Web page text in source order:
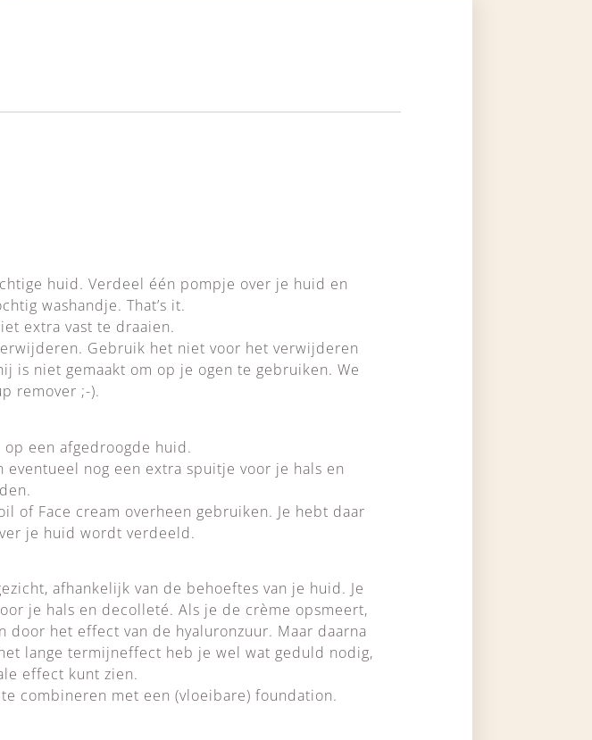
huid. Verdeel één pompje over je huid en
washandje. That’s it.
extra vast te draaien.
Gebruik het niet voor het verwijderen
is niet gemaakt om op je ogen te gebruiken. We
remover ;-).
een afgedroogde huid.
nog een extra spuitje voor je hals en
of Face cream overheen gebruiken. Je hebt daar
je huid wordt verdeeld.
afhankelijk van de behoeftes van je huid. Je
je hals en decolleté. Als je de crème opsmeert,
het effect van de hyaluronzuur. Maar daarna
lange termijneffect heb je wel wat geduld nodig,
effect kunt zien.
combineren met een (vloeibare) foundation.